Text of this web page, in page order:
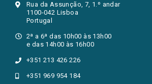
Rua da Assunção, 7, 1.º andar
1100-042 Lisboa
Portugal
2ª a 6ª das 10h00 às 13h00
e das 14h00 às 16h00
+351 213 426 226
+351 969 954 184